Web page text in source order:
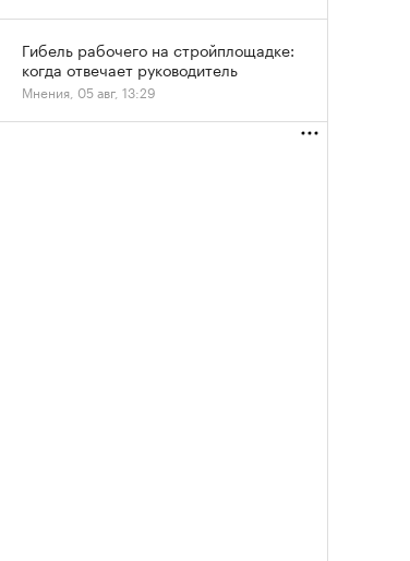
Гибель рабочего на стройплощадке:
когда отвечает руководитель
Мнения, 05 авг, 13:29